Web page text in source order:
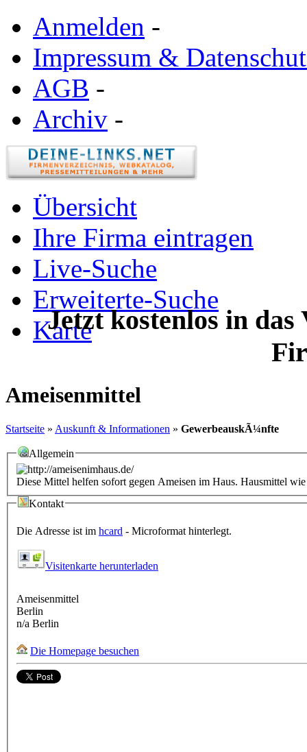
Anmelden -
Impressum &
AGB -
Archiv -
Übersicht
Ihre Firma eintragen
Live-Suche
Erweiterte-Suche
Karte
Jetzt kostenlos in
Ameisenmittel
Startseite » Auskunft & Informationen » GewerbeauskÃ¼nfte
Allgemein
Diese Mittel helfen sofort gegen Ameisen im Haus. Hausmittel
Kontakt
Die Adresse ist im hcard - Microformat hinterlegt.
Visitenkarte herunterladen
Ameisenmittel
Berlin
n/a Berlin
Die Homepage besuchen